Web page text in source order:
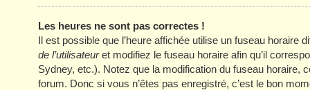
Les heures ne sont pas correctes !
Il est possible que l’heure affichée utilise un fuseau
de l’utilisateuret modifiez le fuseau horaire afin qu’il
Sydney, etc.). Notez que la modification du fuseau horaire,
forum. Donc si vous n’êtes pas enregistré, c’est le bon